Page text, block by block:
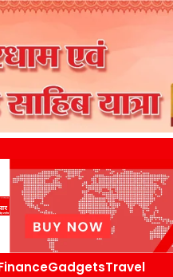
GadgetsTravel